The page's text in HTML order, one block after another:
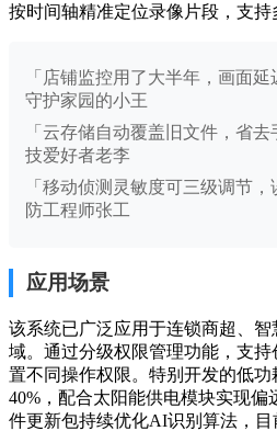
按时间轴精准定位录像片段，支持
「店铺监控用了大半年，画面
守护家园的小王
「云存储自动覆盖旧文件，省
技爱好者老李
「移动侦测灵敏度可三级调节
防工程师张工
应用场景
该系统已广泛应用于连锁商超、
域。通过分级权限管理功能，支
置不同操作权限。特别开发的低
40%，配合太阳能供电模块实现偏
件更新包持续优化AI识别算法，